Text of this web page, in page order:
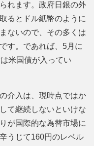
れます。政府日銀の外
るとドル紙幣のように
ないので、その多くは
す。であれば、5月に
米国債が入ってい
介入は、現時点ではか
て継続しないといけな
が国際的な為替市場に
うじて160円のレベル